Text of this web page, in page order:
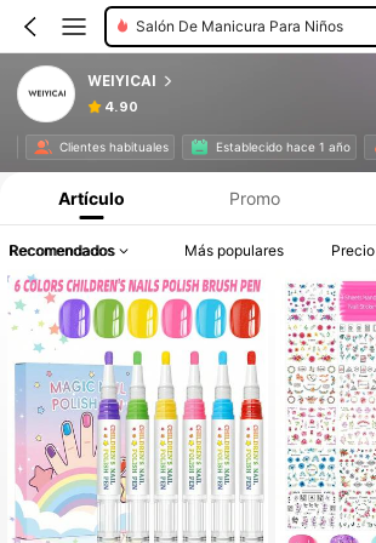
Salón De Manicura Para Niños
WEIYICAI
4.90
Clientes habituales Establecido hace 1 año
Artículo Promo
Recomendados Más populares Precio